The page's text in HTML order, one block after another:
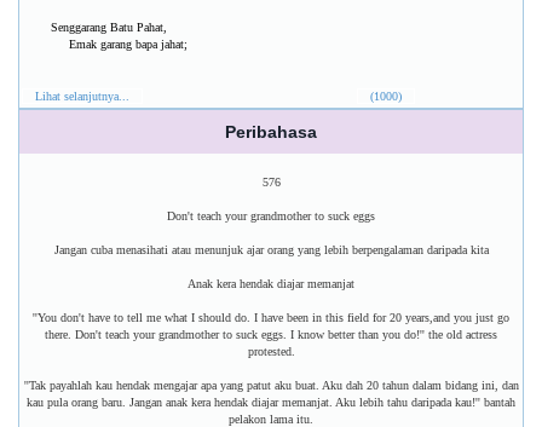
Senggarang Batu Pahat,
Emak garang bapa jahat;
Lihat selanjutnya... (1000)
Peribahasa
576
Don't teach your grandmother to suck eggs
Jangan cuba menasihati atau menunjuk ajar orang yang lebih berpengalaman daripada kita
Anak kera hendak diajar memanjat
''You don't have to tell me what I should do. I have been in this field for 20 years,and you just go
there. Don't teach your grandmother to suck eggs. I know better than you do!'' the old actress
protested.
''Tak payahlah kau hendak mengajar apa yang patut aku buat. Aku dah 20 tahun dalam bidang ini, dan
kau pula orang baru. Jangan anak kera hendak diajar memanjat. Aku lebih tahu daripada kau!'' bantah
pelakon lama itu.